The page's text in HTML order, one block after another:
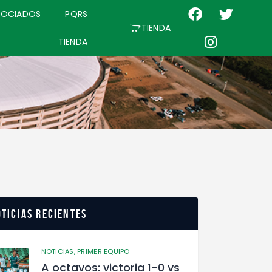
PQRS
TIENDA
TIENDA
recientes
NOTICIAS,PRIMER EQUIPO
A octavos: victoria 1-0 vs